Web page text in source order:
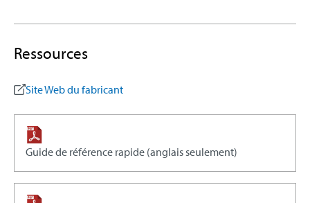
Ressources
Site Web du fabricant
Guide de référence rapide (anglais seulement)